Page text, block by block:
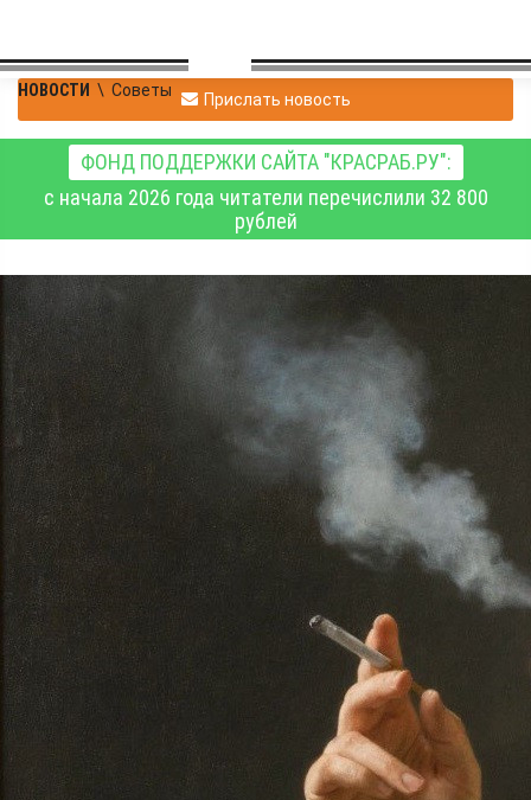
НОВОСТИ \ Советы Прислать новость
ФОНД ПОДДЕРЖКИ САЙТА "КРАСРАБ.РУ":
с начала 2026 года читатели перечислили 32 800
рублей
Кожа, сосуды,
фертильность: как
никотин крадёт
женское здоровье и
ускоряет старение
Советы
01.01.2026 11:07